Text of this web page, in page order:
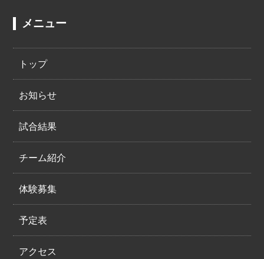
メニュー
トップ
お知らせ
試合結果
チーム紹介
体験募集
予定表
アクセス